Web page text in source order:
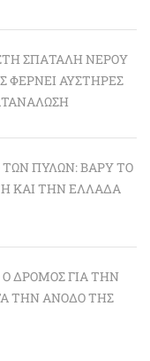
ΣΠΑΤΆΛΗ ΝΕΡΟΎ
ΦΈΡΝΕΙ ΑΥΣΤΗΡΈΣ
ΠΥΛΏΝ: BΑΡΎ ΤΟ
ΚΑΙ ΤΗΝ ΕΛΛΆΔΑ
ΔΡΌΜΟΣ ΓΙΑ ΤΗΝ
ΤΗΝ ΆΝΟΔΟ ΤΗΣ